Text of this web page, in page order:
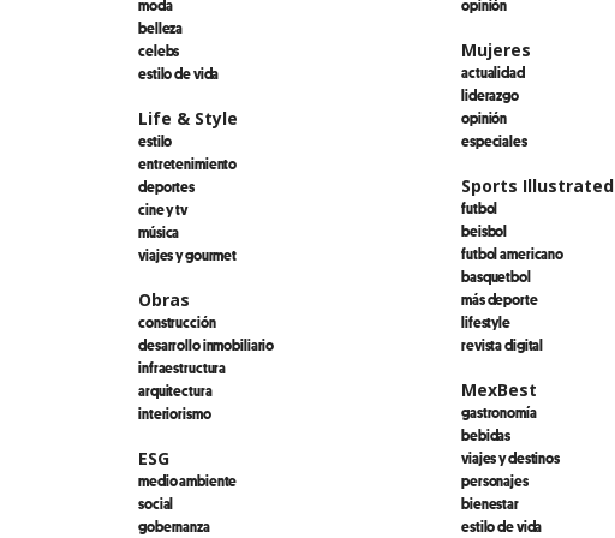
belleza
celebs
estilo de vida
Life & Style
estilo
entretenimiento
deportes
cine y tv
música
viajes y gourmet
Obras
construcción
desarrollo inmobiliario
infraestructura
arquitectura
interiorismo
ESG
medio ambiente
social
gobernanza
Mujeres
actualidad
liderazgo
opinión
especiales
Sports Illustrated
futbol
beisbol
futbol americano
basquetbol
más deporte
lifestyle
revista digital
MexBest
gastronomía
bebidas
viajes y destinos
personajes
bienestar
estilo de vida